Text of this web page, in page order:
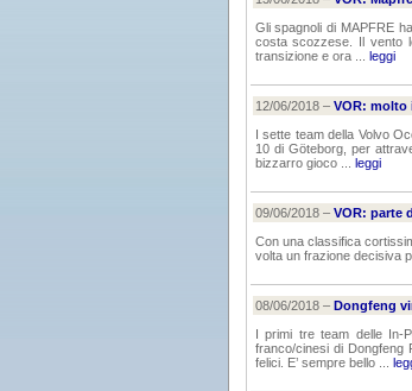
Gli spagnoli di MAPFRE
costa scozzese. Il vento
transizione e ora ... leggi
12/06/2018 – VOR: molto
I sette team della Volvo
10 di Göteborg, per
bizzarro gioco ... leggi
09/06/2018 – VOR: parte
Con una classifica
volta un frazione decisiva
08/06/2018 – Dongfeng
I primi tre team delle In-
franco/cinesi di Dongfeng
felici. E’ sempre bello ...